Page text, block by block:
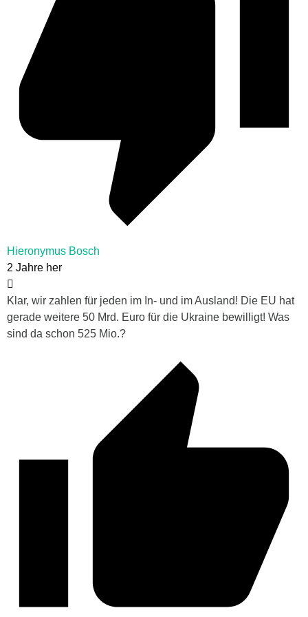
Hieronymus Bosch
2 Jahre her
Klar, wir zahlen für jeden im In- und im Ausland! Die EU hat
gerade weitere 50 Mrd. Euro für die Ukraine bewilligt! Was
sind da schon 525 Mio.?